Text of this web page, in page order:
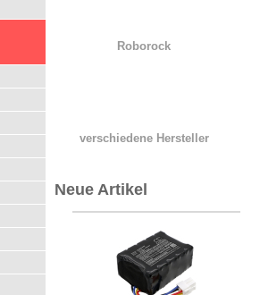
Roborock
verschiedene Hersteller
Neue Artikel